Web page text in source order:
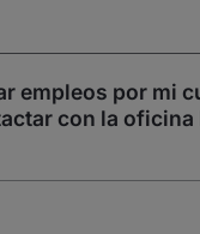
empleos por mi
con la oficina